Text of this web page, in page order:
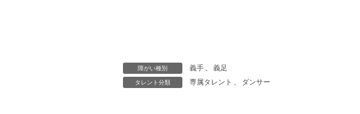
障がい種別 義手、 義足
タレント分類 専属タレント 、 ダンサー